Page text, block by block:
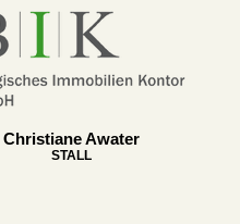
Christiane Awater
STALL